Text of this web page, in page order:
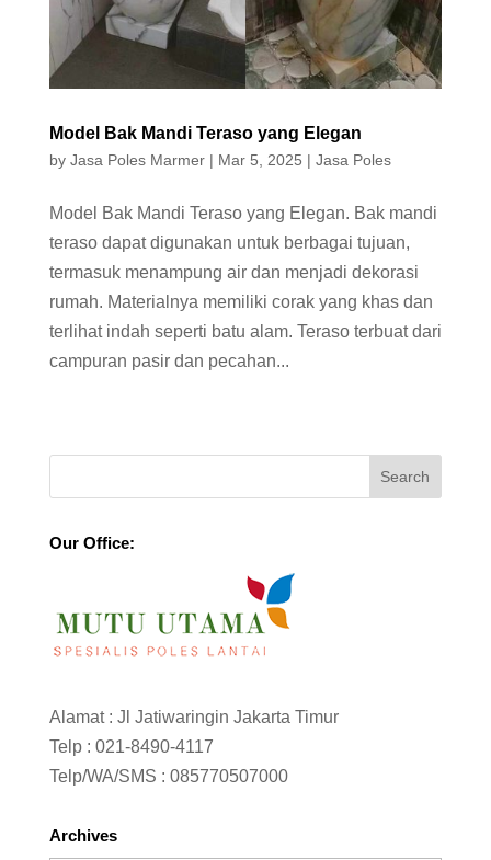
Model Bak Mandi Teraso yang Elegan
by Jasa Poles Marmer| Mar 5, 2025 | Jasa Poles
Model Bak Mandi Teraso yang Elegan. Bak mandi
teraso dapat digunakan untuk berbagai tujuan,
termasuk menampung air dan menjadi dekorasi
rumah. Materialnya memiliki corak yang khas dan
terlihat indah seperti batu alam. Teraso terbuat dari
campuran pasir dan pecahan...
Our Office:
Alamat : Jl Jatiwaringin Jakarta Timur
Telp : 021-8490-4117
Telp/WA/SMS : 085770507000
Archives